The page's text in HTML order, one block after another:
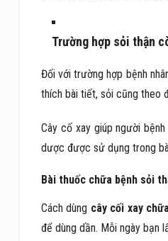
Trường hợp sỏi thận
Đối với trường hợp bệnh
thích bài tiết, sỏi cũng theo
Cây cố xay giúp người
dược được sử dụng trong
Bài thuốc chữa bệnh sỏi
Cách dùng cây cối xay
để dùng dần. Mỗi ngày bạn